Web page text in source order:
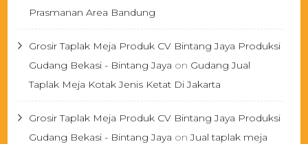
Prasmanan Area Bandung
Grosir Taplak Meja Produk CV Bintang Jaya Produksi
Gudang Bekasi - Bintang Jaya on Gudang Jual
Taplak Meja Kotak Jenis Ketat Di Jakarta
Grosir Taplak Meja Produk CV Bintang Jaya Produksi
Gudang Bekasi - Bintang Jaya onJual taplak meja